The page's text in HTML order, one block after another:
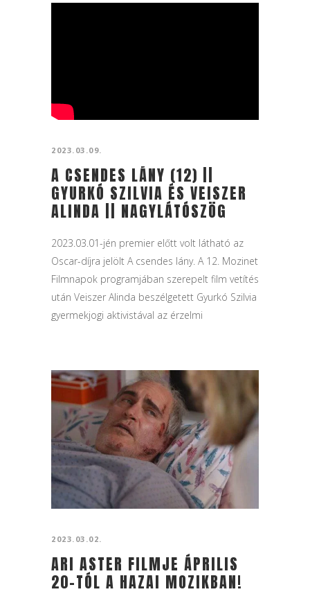
2023.03.09.
A CSENDES LÁNY (12) ||
GYURKÓ SZILVIA ÉS VEISZER
ALINDA || NAGYLÁTÓSZÖG
2023.03.01-jén premier előtt volt látható az
Oscar-díjra jelölt A csendes lány. A 12. Mozinet
Filmnapok programjában szerepelt film vetítés
után Veiszer Alinda beszélgetett Gyurkó Szilvia
gyermekjogi aktivistával az érzelmi
mindössze...
2023.03.02.
ARI ASTER FILMJE ÁPRILIS
20-TÓL A HAZAI MOZIKBAN!